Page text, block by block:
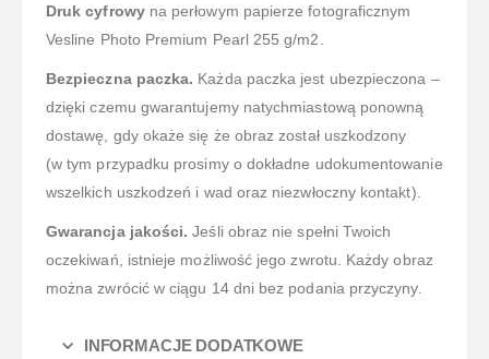
Druk cyfrowyna perłowym papierze fotograficznym
Vesline Photo Premium Pearl 255 g/m2.
Bezpieczna paczka. Każda paczka jest ubezpieczona –
dzięki czemu gwarantujemy natychmiastową ponowną
dostawę, gdy okaże się że obraz został uszkodzony
(w tym przypadku prosimy o dokładne udokumentowanie
wszelkich uszkodzeń i wad oraz niezwłoczny kontakt).
Gwarancja jakości. Jeśli obraz nie spełni Twoich
oczekiwań, istnieje możliwość jego zwrotu. Każdy obraz
można zwrócić w ciągu 14 dni bez podania przyczyny.
INFORMACJE DODATKOWE